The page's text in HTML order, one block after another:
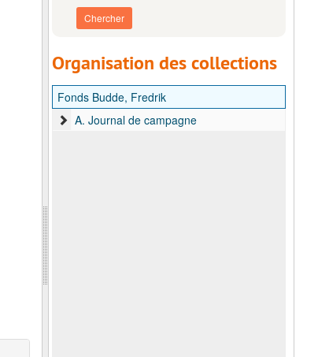
Organisation des collections
Fonds Budde, Fredrik
A. Journal de campagne